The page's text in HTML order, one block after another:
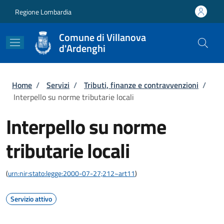
Regione Lombardia
Comune di Villanova
d'Ardenghi
Briciole di pane
Home / Servizi / Tributi, finanze e contravvenzioni /
Interpello su norme tributarie locali
Interpello su norme
tributarie locali
(urn:nir:stato:legge:2000-07-27;212~art11)
Servizio attivo